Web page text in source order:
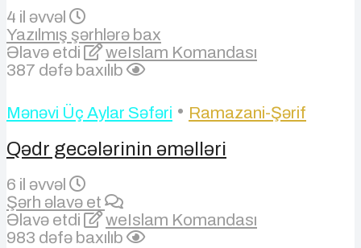
4 il əvvəl
Yazılmış şərhlərə bax
Əlavə etdi
weIslam Komandası
387 dəfə baxılıb
Mənəvi Üç Aylar Səfəri • Ramazani-Şərif
Qədr gecələrinin əməlləri
6 il əvvəl
Şərh əlavə et
Əlavə etdi
weIslam Komandası
983 dəfə baxılıb